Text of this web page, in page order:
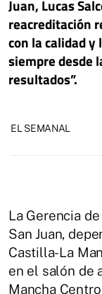
Juan, Lucas
reacreditación
con la calidad y
siempre desde
resultados”.
EL SEMANAL
La Gerencia
San Juan,
Castilla-La
en el salón de
Mancha